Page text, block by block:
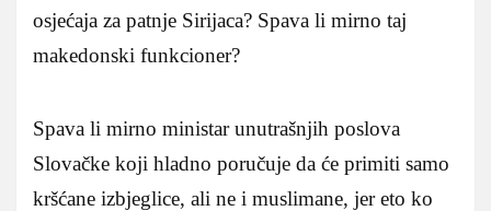
osjećaja za patnje Sirijaca? Spava li mirno taj
makedonski funkcioner?
Spava li mirno ministar unutrašnjih poslova
Slovačke koji hladno poručuje da će primiti samo
kršćane izbjeglice, ali ne i muslimane, jer eto ko